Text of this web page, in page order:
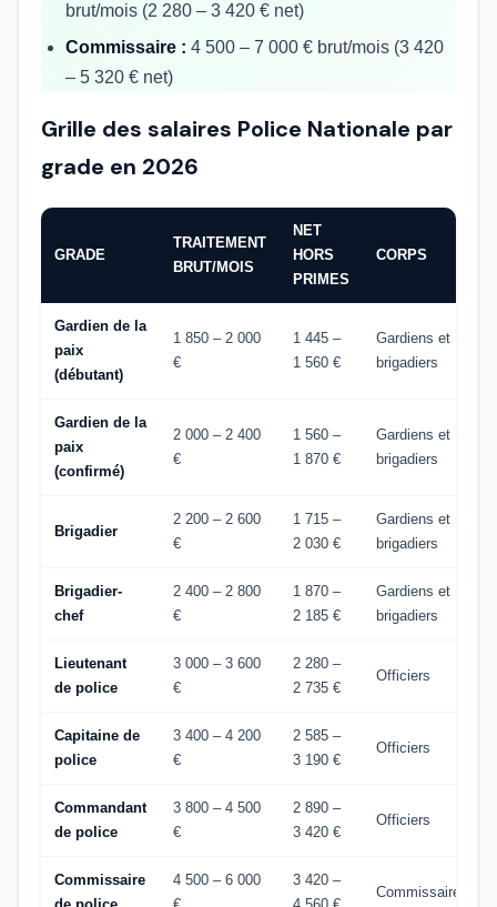
brut/mois (2 280 – 3 420 € net)
Commissaire : 4 500 – 7 000 € brut/mois (3 420
– 5 320 € net)
Grille des salaires Police Nationale par
grade en 2026
GRADE
TRAITEMENT
BRUT/MOIS
NET
HORS
PRIMES
CORPS
Gardien de la
paix
(débutant)
1 850 – 2 000
€
1 445 –
1 560 €
Gardiens et
brigadiers
Gardien de la
paix
(confirmé)
2 000 – 2 400
€
1 560 –
1 870 €
Gardiens et
brigadiers
Brigadier
2 200 – 2 600
€
1 715 –
2 030 €
Gardiens et
brigadiers
Brigadier-
chef
2 400 – 2 800
€
1 870 –
2 185 €
Gardiens et
brigadiers
Lieutenant
de police
3 000 – 3 600
€
2 280 –
2 735 €
Officiers
Capitaine de
police
3 400 – 4 200
€
2 585 –
3 190 €
Officiers
Commandant
de police
3 800 – 4 500
€
2 890 –
3 420 €
Officiers
Commissaire
4 500 – 6 000
3 420 –
Commissaires